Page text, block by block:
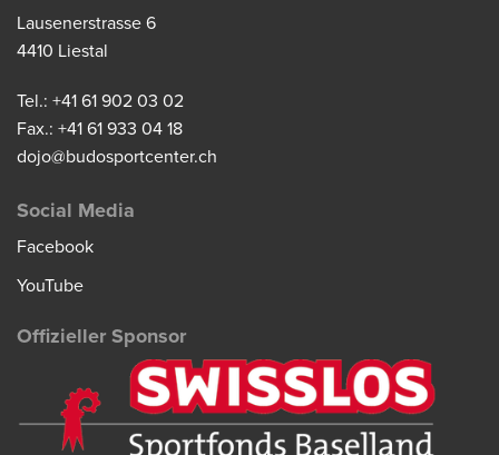
Lausenerstrasse 6
4410 Liestal
Tel.: +41 61 902 03 02
Fax.: +41 61 933 04 18
dojo@budosportcenter.ch
Social Media
Facebook
YouTube
Offizieller Sponsor